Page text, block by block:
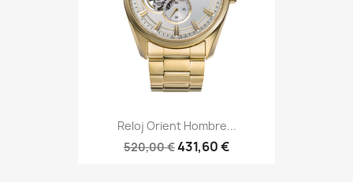
Reloj Orient Hombre...
520,00 €431,60 €